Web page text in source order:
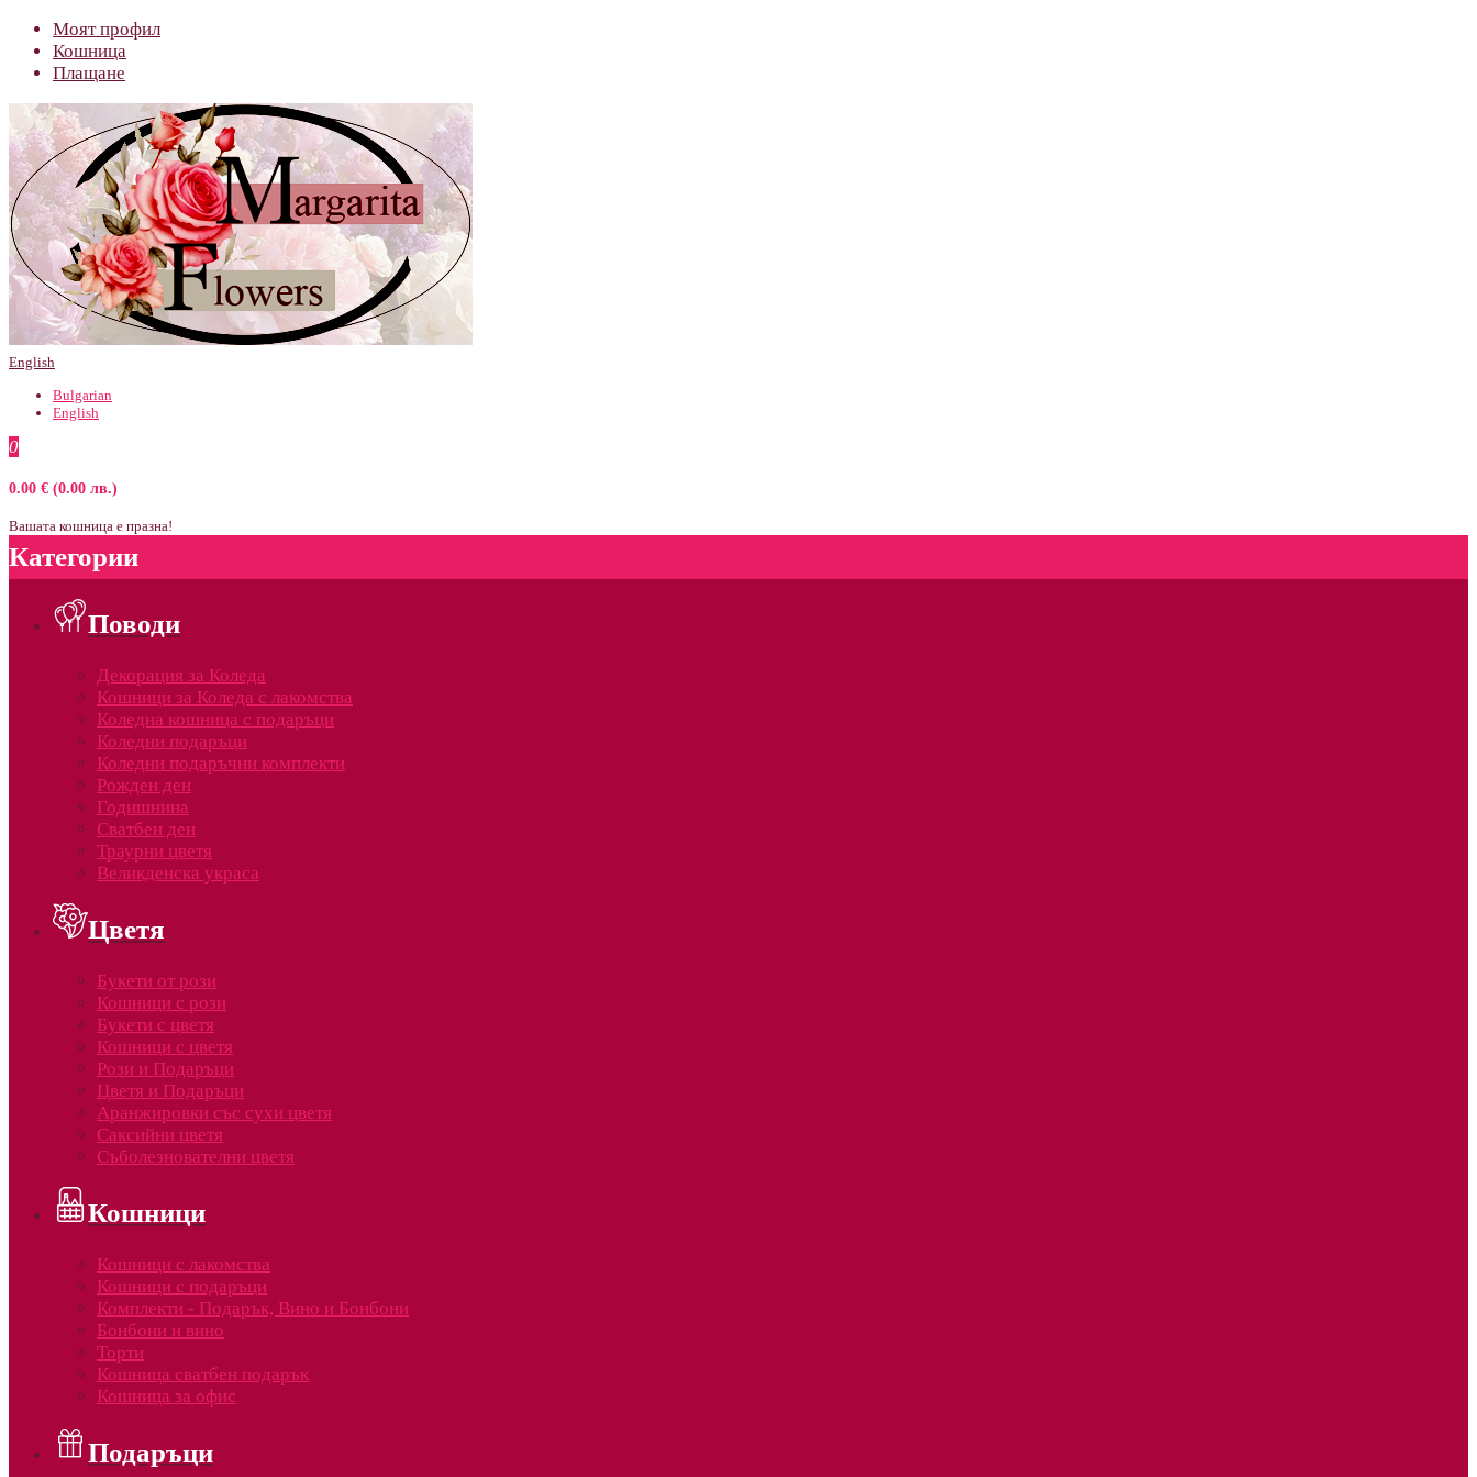
Моят профил
Кошница
Плащане
English
Bulgarian
English
0
0.00 € (0.00 лв.)
Вашата кошница е празна!
Категории
Поводи
Декорация за Коледа
Кошници за Коледа с лакомства
Коледна кошница с подаръци
Коледни подаръци
Коледни подаръчни комплекти
Рожден ден
Годишнина
Сватбен ден
Траурни цветя
Великденска украса
Цветя
Букети от рози
Кошници с рози
Букети с цветя
Кошници с цветя
Рози и Подаръци
Цветя и Подаръци
Аранжировки със сухи цветя
Саксийни цветя
Съболезнователни цветя
Кошници
Кошници с лакомства
Кошници с подаръци
Комплекти - Подарък, Вино и Бонбони
Бонбони и вино
Торти
Кошница сватбен подарък
Кошница за офис
Подаръци